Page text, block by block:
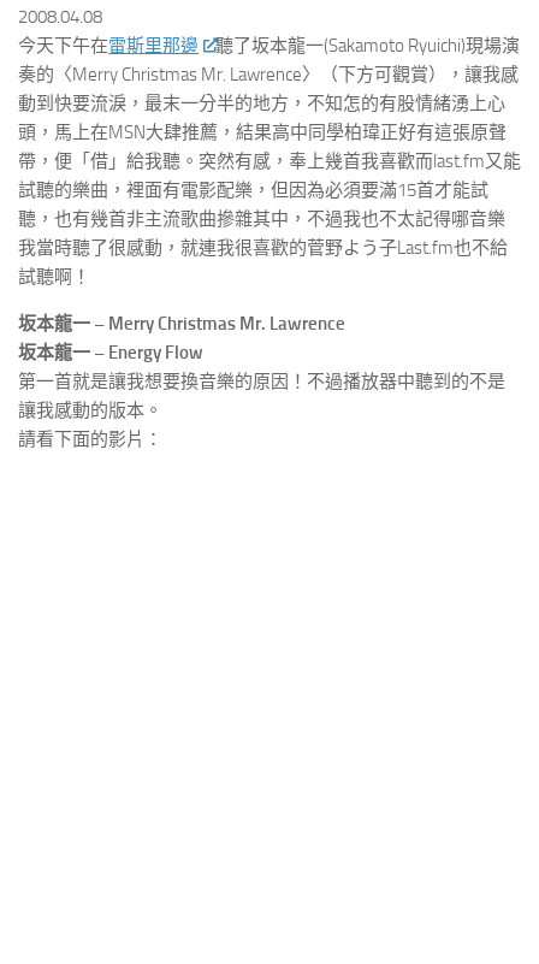
2008.04.08
今天下午在雷斯里那邊
聽了坂本龍一(Sakamoto Ryuichi)現場演
奏的〈Merry Christmas Mr. Lawrence〉（下方可觀賞），讓我感
動到快要流淚，最末一分半的地方，不知怎的有股情緒湧上心
頭，馬上在MSN大肆推薦，結果高中同學柏瑋正好有這張原聲
帶，便「借」給我聽。突然有感，奉上幾首我喜歡而last.fm又能
試聽的樂曲，裡面有電影配樂，但因為必須要滿15首才能試
聽，也有幾首非主流歌曲摻雜其中，不過我也不太記得哪音樂
我當時聽了很感動，就連我很喜歡的菅野よう子Last.fm也不給
試聽啊！
坂本龍一 – Merry Christmas Mr. Lawrence
坂本龍一 – Energy Flow
第一首就是讓我想要換音樂的原因！不過播放器中聽到的不是
讓我感動的版本。
請看下面的影片：